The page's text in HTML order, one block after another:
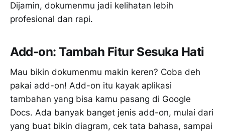
Dijamin, dokumenmu jadi kelihatan lebih
profesional dan rapi.
Add-on: Tambah Fitur Sesuka Hati
Mau bikin dokumenmu makin keren? Coba deh
pakai add-on! Add-on itu kayak aplikasi
tambahan yang bisa kamu pasang di Google
Docs. Ada banyak banget jenis add-on, mulai dari
yang buat bikin diagram, cek tata bahasa, sampai